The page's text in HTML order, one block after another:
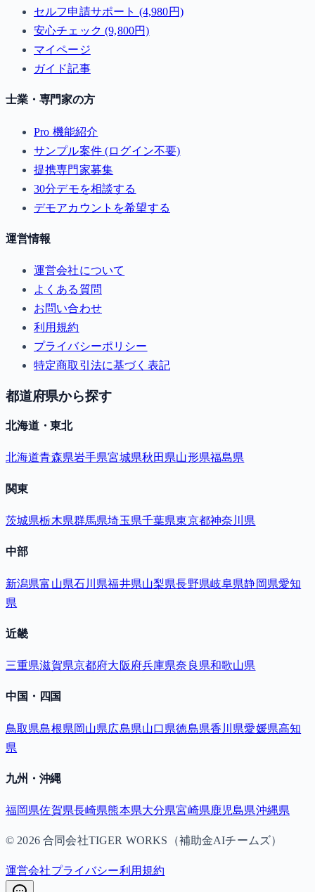
セルフ申請サポート (4,980円)
安心チェック (9,800円)
マイページ
ガイド記事
士業・専門家の方
Pro 機能紹介
サンプル案件 (ログイン不要)
提携専門家募集
30分デモを相談する
デモアカウントを希望する
運営情報
運営会社について
よくある質問
お問い合わせ
利用規約
プライバシーポリシー
特定商取引法に基づく表記
都道府県から探す
北海道・東北
北海道青森県岩手県宮城県秋田県山形県福島県
関東
茨城県栃木県群馬県埼玉県千葉県東京都神奈川県
中部
新潟県富山県石川県福井県山梨県長野県岐阜県静岡県愛知
県
近畿
三重県滋賀県京都府大阪府兵庫県奈良県和歌山県
中国・四国
鳥取県島根県岡山県広島県山口県徳島県香川県愛媛県高知
県
九州・沖縄
福岡県佐賀県長崎県熊本県大分県宮崎県鹿児島県沖縄県
© 2026合同会社TIGER WORKS（補助金AIチームズ）
運営会社プライバシー利用規約